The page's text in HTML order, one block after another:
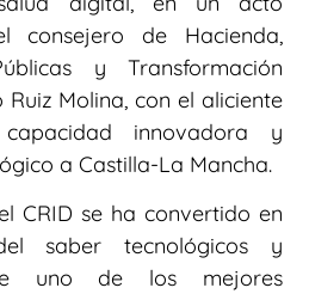
consejero de Hacienda,
y Transformación
Molina, con el aliciente
innovadora y
a Castilla-La Mancha.
CRID se ha convertido en
saber tecnológicos y
uno de los mejores